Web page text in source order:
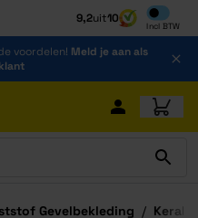
9,2uit10
Incl BTW
Inclusief
voordelen! Meld je aan als
Gevelbekleding / Keralit